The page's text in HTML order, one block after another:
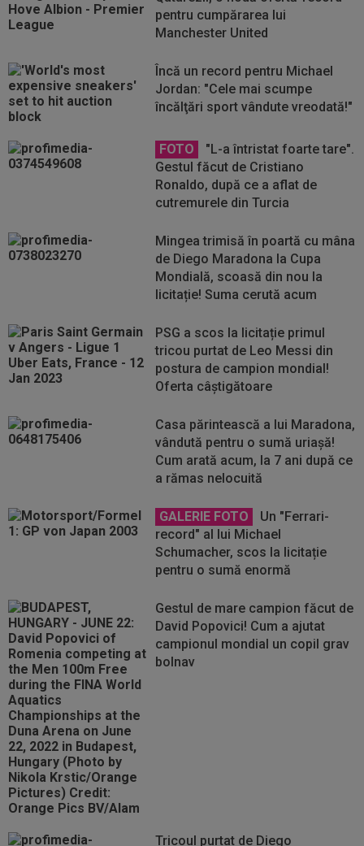
pentru cumpărarea lui
Manchester United
Încă un record pentru Michael
Jordan: "Cele mai scumpe
încălţări sport vândute vreodată!"
FOTO
"L-a întristat foarte tare".
Gestul făcut de Cristiano
Ronaldo, după ce a aflat de
cutremurele din Turcia
Mingea trimisă în poartă cu mâna
de Diego Maradona la Cupa
Mondială, scoasă din nou la
licitație! Suma cerută acum
PSG a scos la licitație primul
tricou purtat de Leo Messi din
postura de campion mondial!
Oferta câștigătoare
Casa părintească a lui Maradona,
vândută pentru o sumă uriașă!
Cum arată acum, la 7 ani după ce
a rămas nelocuită
GALERIE FOTO
Un "Ferrari-
record" al lui Michael
Schumacher, scos la licitație
pentru o sumă enormă
Gestul de mare campion făcut de
David Popovici! Cum a ajutat
campionul mondial un copil grav
bolnav
Tricoul purtat de Diego